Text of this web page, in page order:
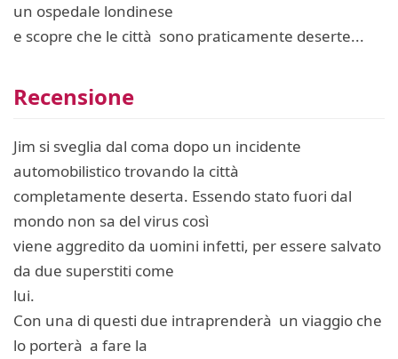
un ospedale londinese
e scopre che le città sono praticamente deserte...
Recensione
Jim si sveglia dal coma dopo un incidente
automobilistico trovando la città
completamente deserta. Essendo stato fuori dal
mondo non sa del virus così
viene aggredito da uomini infetti, per essere salvato
da due superstiti come
lui.
Con una di questi due intraprenderà un viaggio che
lo porterà a fare la